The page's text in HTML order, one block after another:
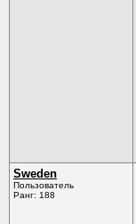
Sweden
Пользователь
Ранг: 188